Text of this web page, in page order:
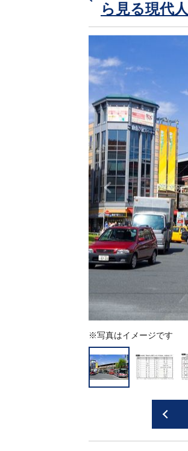
ら見る現代
※写真はイメージです